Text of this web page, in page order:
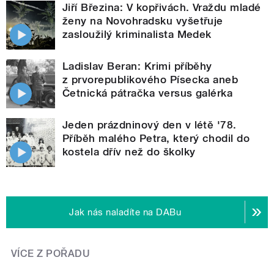
Jiří Březina: V kopřivách. Vraždu mladé
ženy na Novohradsku vyšetřuje
zasloužilý kriminalista Medek
Ladislav Beran: Krimi příběhy
z prvorepublikového Písecka aneb
Četnická pátračka versus galérka
Jeden prázdninový den v létě '78.
Příběh malého Petra, který chodil do
kostela dřív než do školky
Jak nás naladíte na DABu
VÍCE Z POŘADU